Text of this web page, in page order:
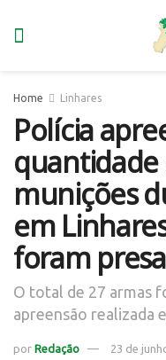
Home Linhares
Polícia
quantidade
munições
em
foram
O total de 27 armas
apreensão realizada
por Redação
23 de